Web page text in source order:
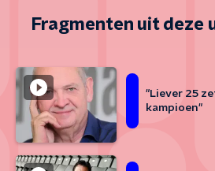
Fragmenten uit deze
"Liever 25
kampioen"